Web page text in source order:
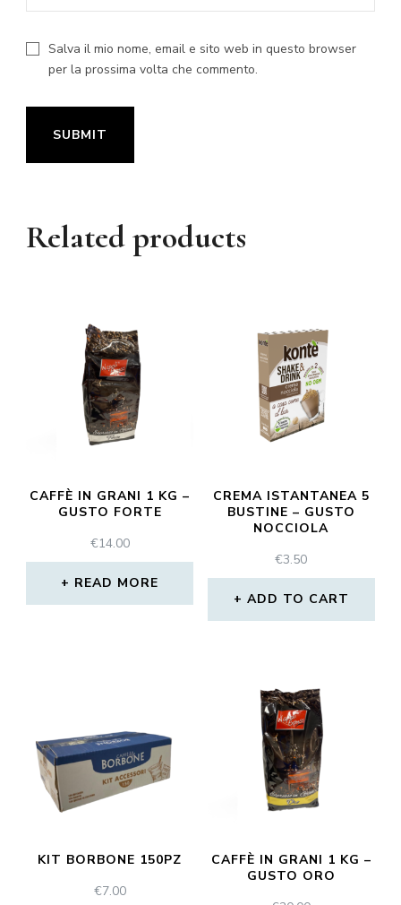
Salva il mio nome, email e sito web in questo browser
per la prossima volta che commento.
Related products
CAFFÈ IN GRANI 1 KG –
GUSTO FORTE
€14.00
READ MORE
CREMA ISTANTANEA 5
BUSTINE – GUSTO
NOCCIOLA
€3.50
ADD TO CART
KIT BORBONE 150PZ
€7.00
CAFFÈ IN GRANI 1 KG –
GUSTO ORO